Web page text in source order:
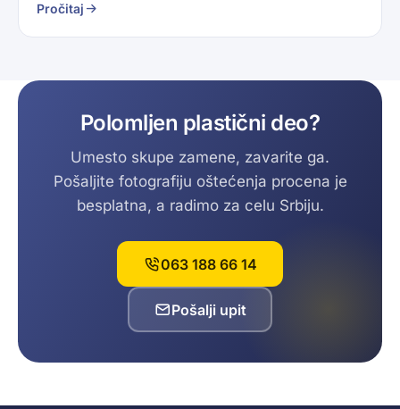
Pročitaj
Polomljen plastični deo?
Umesto skupe zamene, zavarite ga.
Pošaljite fotografiju oštećenja procena je
besplatna, a radimo za celu Srbiju.
063 188 66 14
Pošalji upit